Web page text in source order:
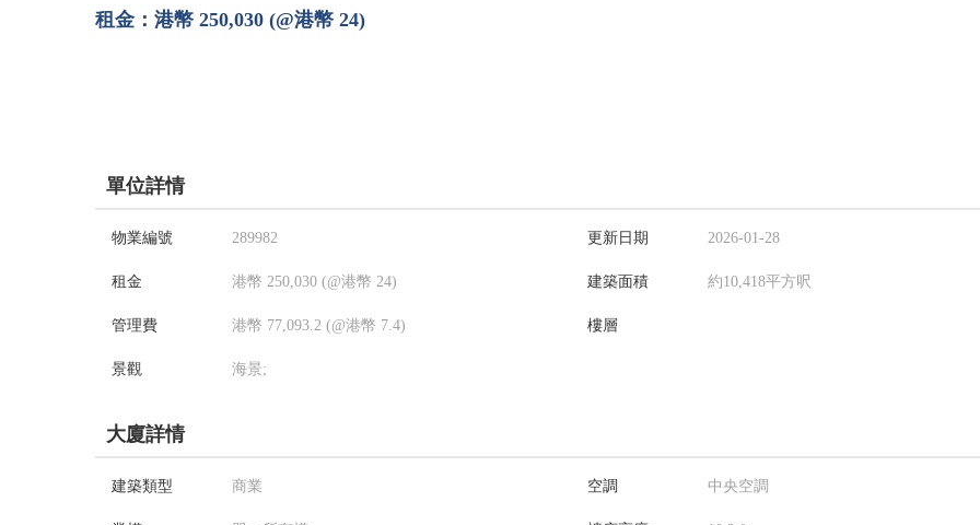
租金：港幣 250,030 (@港幣 24)
單位詳情
物業編號 289982
租金 港幣 250,030 (@港幣 24)
管理費 港幣 77,093.2 (@港幣 7.4)
景觀 海景;
更新日期 2026-01-28
建築面積 約10,418平方呎
樓層
大廈詳情
建築類型 商業 空調 中央空調